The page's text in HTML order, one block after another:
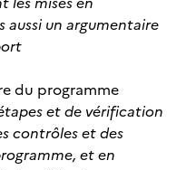
un argumentaire
du programme
et de vérification
contrôles et des
et en